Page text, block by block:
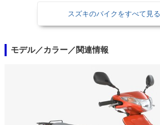
スズキのバイクをすべて見る
モデル／カラー／関連情報